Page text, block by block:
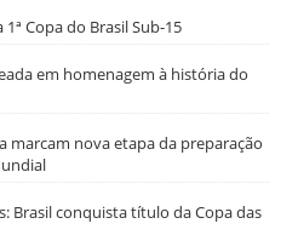
Copa do Brasil Sub-15
em homenagem à história do
marcam nova etapa da preparação
Brasil conquista título da Copa das